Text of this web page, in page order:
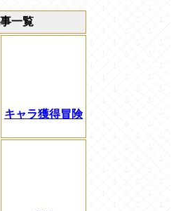
一覧
キャラ獲得冒険